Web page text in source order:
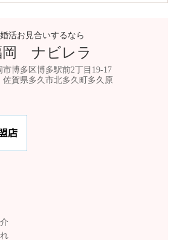
活お見合いするなら
岡 ナビレラ
博多区博多駅前2丁目19-17
賀県多久市北多久町多久原